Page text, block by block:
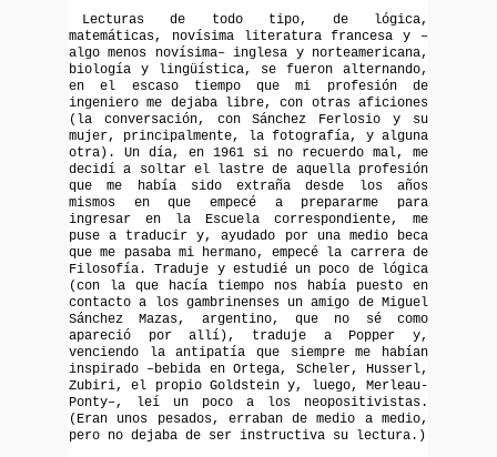
Lecturas de todo tipo, de lógica,
matemáticas, novísima literatura francesa y –
algo menos novísima– inglesa y norteamericana,
biología y lingüística, se fueron alternando,
en el escaso tiempo que mi profesión de
ingeniero me dejaba libre, con otras aficiones
(la conversación, con Sánchez Ferlosio y su
mujer, principalmente, la fotografía, y alguna
otra). Un día, en 1961 si no recuerdo mal, me
decidí a soltar el lastre de aquella profesión
que me había sido extraña desde los años
mismos en que empecé a prepararme para
ingresar en la Escuela correspondiente, me
puse a traducir y, ayudado por una medio beca
que me pasaba mi hermano, empecé la carrera de
Filosofía. Traduje y estudié un poco de lógica
(con la que hacía tiempo nos había puesto en
contacto a los gambrinenses un amigo de Miguel
Sánchez Mazas, argentino, que no sé como
apareció por allí), traduje a Popper y,
venciendo la antipatía que siempre me habían
inspirado –bebida en Ortega, Scheler, Husserl,
Zubiri, el propio Goldstein y, luego, Merleau-
Ponty–, leí un poco a los neopositivistas.
(Eran unos pesados, erraban de medio a medio,
pero no dejaba de ser instructiva su lectura.)